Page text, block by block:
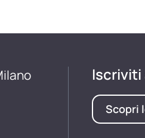
Scopri